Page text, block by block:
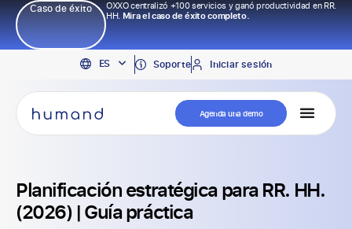
Caso de éxito
OXXO centralizó +100 servicios y ganó productividad en RR.
HH.Mira el caso de éxito completo.
ES
EN
PT
Soporte Iniciar sesión
Agenda una demo
Planificación estratégica para RR. HH.
(2026) | Guía práctica